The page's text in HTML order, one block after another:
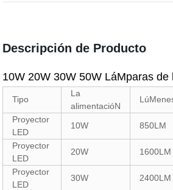
Descripción de Producto
10W 20W 30W 50W LáMparas de
Tipo
La
alimentacióN
Proyector
LED
10W 850LM
Proyector
LED
20W 1600LM
Proyector
LED
30W 2400LM